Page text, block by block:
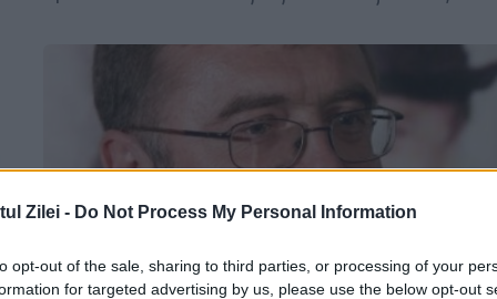
Zilei - Do Not Process My Personal Information
opt-out of the sale, sharing to third parties, or processing of your
for targeted advertising by us, please use the below opt-out